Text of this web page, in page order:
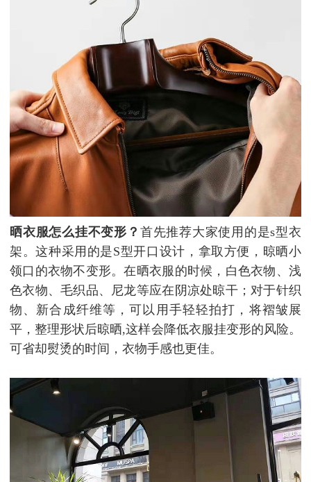
晒衣服怎么挂不变形？ 首先推荐大家使用的是s型衣
架。这种采用的是S型开口设计，拿取方便，晾晒小
领口的衣物不变形。在晒衣服的时候，白色衣物、浅
色衣物、毛织品、尼龙等应在阴凉处晾干；对于针织
物、新合成纤维等，可以用手轻轻拍打，将褶皱展
平，整理形状后晾晒,这样会降低衣服挂变形的风险。
可省却熨烫的时间，衣物手感也更佳。